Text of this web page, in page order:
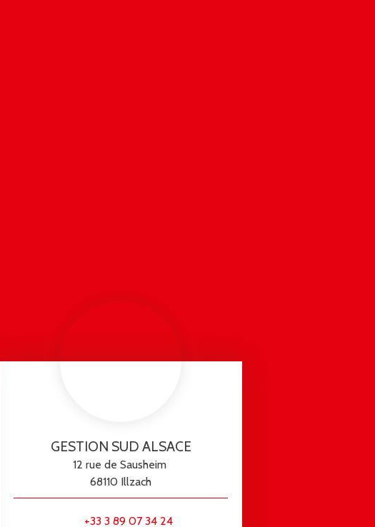
GESTION SUD ALSACE
12 rue de Sausheim
68110 Illzach
+33 3 89 07 34 24